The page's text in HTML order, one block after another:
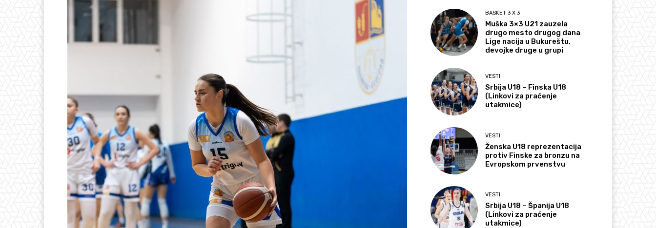
BASKET 3 X 3
Muška 3×3 U21 zauzela
drugo mesto drugog dana
Lige nacija u Bukureštu,
devojke druge u grupi
VESTI
Srbija U18 – Finska U18
(Linkovi za praćenje
utakmice)
VESTI
Ženska U18 reprezentacija
protiv Finske za bronzu na
Evropskom prvenstvu
VESTI
Srbija U18 – Španija U18
(Linkovi za praćenje
utakmice)